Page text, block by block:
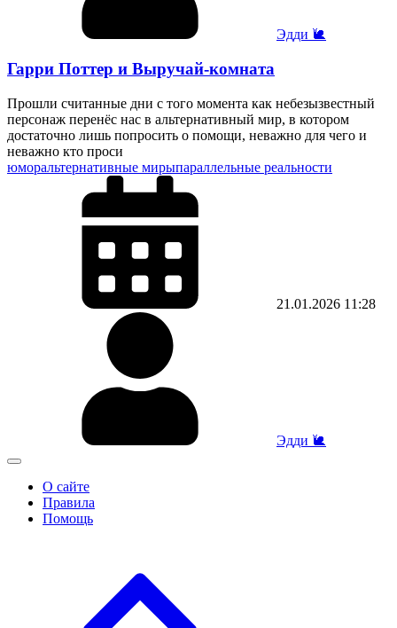
Эдди 🐌
Гарри Поттер и Выручай-комната
Прошли считанные дни с того момента как небезызвестный
персонаж перенёс нас в альтернативный мир, в котором
достаточно лишь попросить о помощи, неважно для чего и
неважно кто проси
юморальтернативные мирыпараллельные реальности
21.01.2026 11:28
Эдди 🐌
О сайте
Правила
Помощь